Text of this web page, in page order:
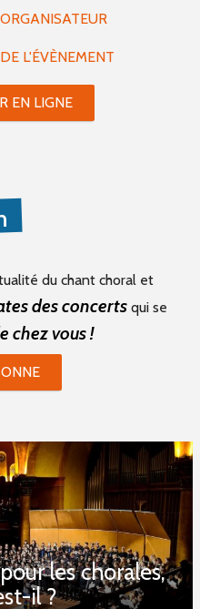
L'ÉVÈNEMENT
EN LIGNE
du chant choral et
des concertsqui se
chez vous !
les chorales,
il ?